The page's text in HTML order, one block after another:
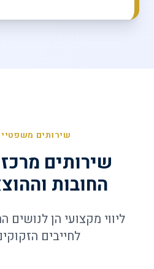
שירותים
שירותים
החובות
ליווי מקצועי הן
לחייבים